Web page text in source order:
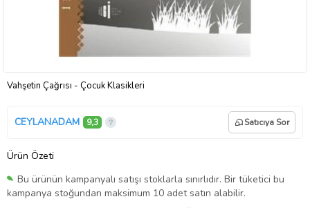
Vahşetin Çağrısı - Çocuk Klasikleri
CEYLANADAM 9,3 Satıcıya Sor
Ürün Özeti
Bu ürünün kampanyalı satışı stoklarla sınırlıdır. Bir tüketici bu
kampanya stoğundan maksimum 10 adet satın alabilir.